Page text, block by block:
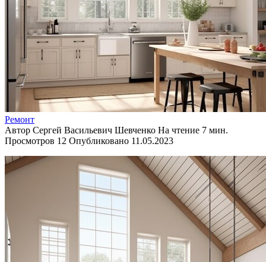
Ремонт
Автор Сергей Васильевич Шевченко На чтение 7 мин.
Просмотров 12 Опубликовано 11.05.2023